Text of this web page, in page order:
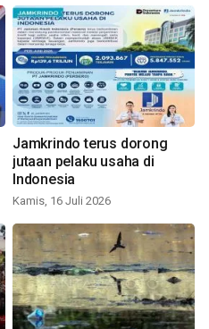
Jamkrindo terus dorong
jutaan pelaku usaha di
Indonesia
Kamis, 16 Juli 2026